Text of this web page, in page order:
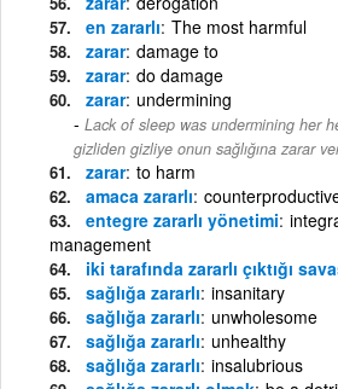
en zararlı The most harmful
zarar damage to
zarar do damage
zarar undermining
Lack of sleep was undermining her
gizliden gizliye onun sağlığına zarar
zarar to harm
amaca zararlı
entegre zararlı yönetimi
management
iki tarafında zararlı çıktığı
sağlığa zararlı insanitary
sağlığa zararlı unwholesome
sağlığa zararlı unhealthy
sağlığa zararlı insalubrious